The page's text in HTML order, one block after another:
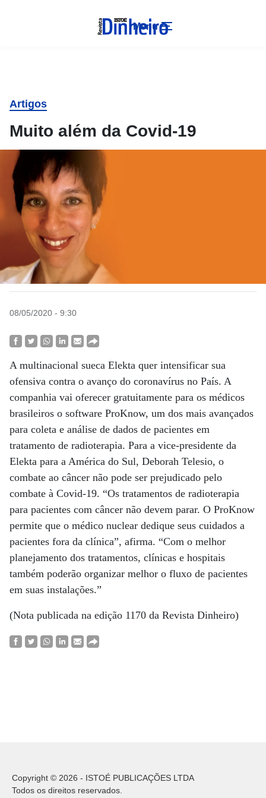
Menu
Artigos
Muito além da Covid-19
08/05/2020 - 9:30
A multinacional sueca Elekta quer intensificar sua
ofensiva contra o avanço do coronavírus no País. A
companhia vai oferecer gratuitamente para os médicos
brasileiros o software ProKnow, um dos mais avançados
para coleta e análise de dados de pacientes em
tratamento de radioterapia. Para a vice-presidente da
Elekta para a América do Sul, Deborah Telesio, o
combate ao câncer não pode ser prejudicado pelo
combate à Covid-19. “Os tratamentos de radioterapia
para pacientes com câncer não devem parar. O ProKnow
permite que o médico nuclear dedique seus cuidados a
pacientes fora da clínica”, afirma. “Com o melhor
planejamento dos tratamentos, clínicas e hospitais
também poderão organizar melhor o fluxo de pacientes
em suas instalações.”
(Nota publicada na edição 1170 da Revista Dinheiro)
Copyright © 2026 - ISTOÉ PUBLICAÇÕES LTDA
Todos os direitos reservados.